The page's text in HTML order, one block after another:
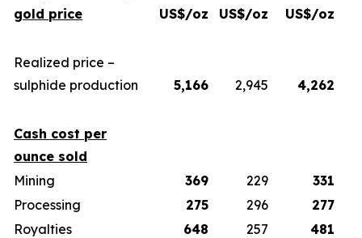
gold price
US$/oz US$/oz US$/oz
Realized price –
sulphide production
5,166 2,945 4,262
Cash cost per
ounce sold
Mining
369 229
331
Processing
275 296
277
Royalties
648 257
481